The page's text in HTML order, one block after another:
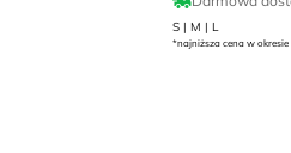
S | M | L
*najniższa cena w